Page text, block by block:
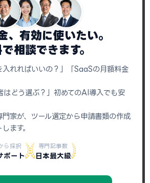
、有効に使いたい。
相談できます。
入れればいいの？」「SaaSの月額料金
はどう選ぶ？」初めてのAI導入でも安
家が、ツール選定から申請書類の作成
ます。
ら採択
ポート
専門記事数
日本最大級